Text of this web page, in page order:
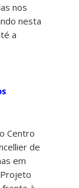
nos
nesta
a
Centro
de
em